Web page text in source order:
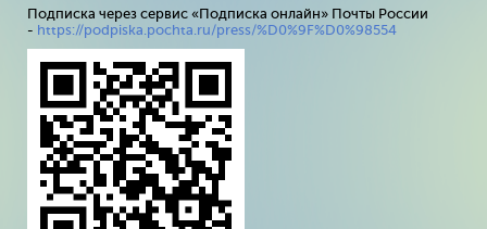
Подписка через сервис «Подписка онлайн» Почты России
- https://podpiska.pochta.ru/press/%D0%9F%D0%98554